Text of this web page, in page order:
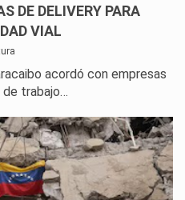
DE DELIVERY PARA
VIAL
acordó con empresas
de trabajo…